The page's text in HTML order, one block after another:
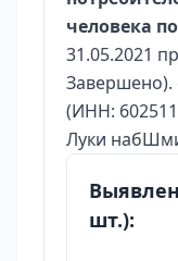
человека
31.05.2021
(ИНН:
Луки
шт.):